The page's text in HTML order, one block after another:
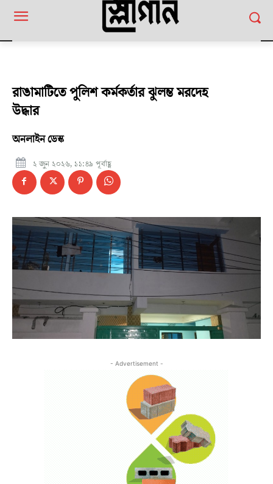
রাঙামাটিতে পুলিশ কর্মকর্তার ঝুলন্ত মরদেহ
উদ্ধার
অনলাইন ডেস্ক
২ জুন ২০২৬, ১১:৪৯ পূর্বাহ্ণ
- Advertisement -